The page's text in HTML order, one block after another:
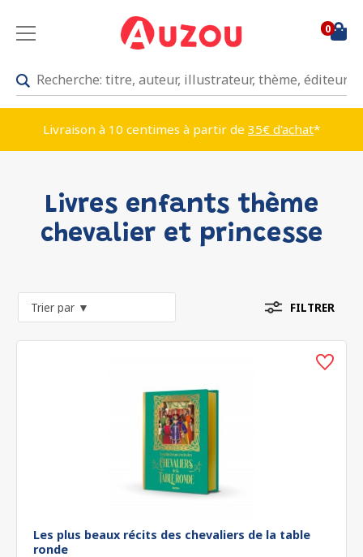
0
Livraison à 10 centimes à partir de 35€ d'achat*
Livres enfants thème
chevalier et princesse
FILTRER
Les plus beaux récits des chevaliers de la table
ronde